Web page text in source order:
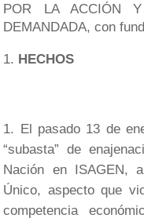
POR LA ACCIÓN
DEMANDADA, con
HECHOS
El pasado 13 de
“subasta” de
Nación en ISAGEN,
Único, aspecto que
competencia